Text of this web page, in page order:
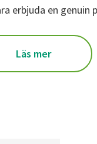
erbjuda en genuin
Läs mer